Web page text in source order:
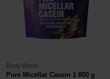
BodyWorld
Pure Micellar Casein 1 800 g